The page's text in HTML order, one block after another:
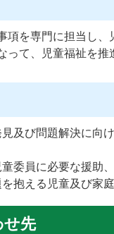
項を専門に担当し
て、児童福祉を推
及び問題解決に向
委員に必要な援助、
抱える児童及び家
せ先